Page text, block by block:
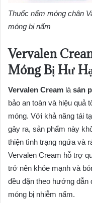
Thuốc nấm móng chân
móng bị nấm
Vervalen
Móng Bị Hư
Vervalen Cream là sản
bảo an toàn và hiệu quả
móng. Với khả năng tái
gây ra, sản phẩm này
thiện tình trạng ngứa và
Vervalen Cream hỗ trợ
trở nên khỏe mạnh và
đều đặn theo hướng
móng bị nhiễm nấm.